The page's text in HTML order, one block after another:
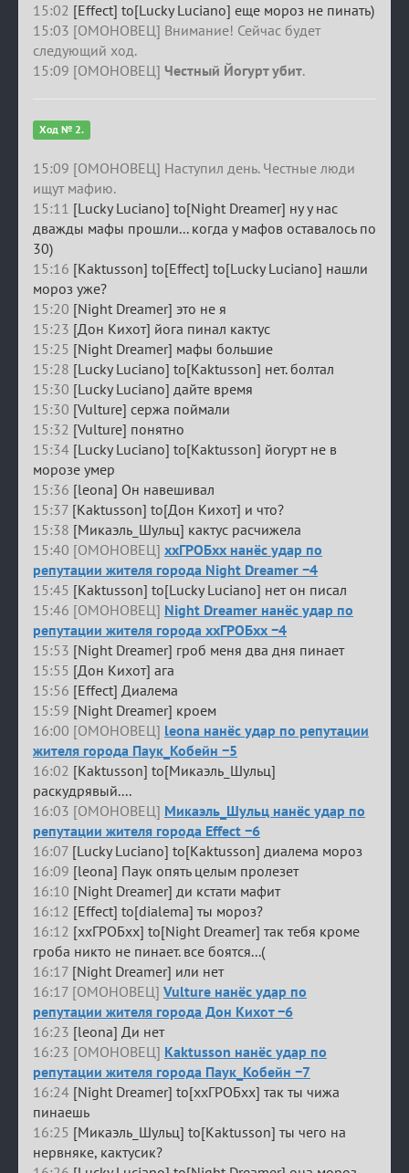
15:02 [Effect] to[Lucky Luciano] еще мороз не пинать)
15:03 [ОМОНОВЕЦ] Внимание! Сейчас будет
следующий ход.
15:09 [ОМОНОВЕЦ] Честный Йогурт убит.
Ход № 2.
15:09 [ОМОНОВЕЦ] Наступил день. Честные люди
ищут мафию.
15:11 [Lucky Luciano] to[Night Dreamer] ну у нас
дважды мафы прошли... когда у мафов оставалось по
30)
15:16 [Kaktusson] to[Effect] to[Lucky Luciano] нашли
мороз уже?
15:20 [Night Dreamer] это не я
15:23 [Дон Кихот] йога пинал кактус
15:25 [Night Dreamer] мафы большие
15:28 [Lucky Luciano] to[Kaktusson] нет. болтал
15:30 [Lucky Luciano] дайте время
15:30 [Vulture] сержа поймали
15:32 [Vulture] понятно
15:34 [Lucky Luciano] to[Kaktusson] йогурт не в
морозе умер
15:36 [leona] Он навешивал
15:37 [Kaktusson] to[Дон Кихот] и что?
15:38 [Микаэль_Шульц] кактус расчижела
15:40 [ОМОНОВЕЦ] ххГРОБхх нанёс удар по
репутации жителя города Night Dreamer −4
15:45 [Kaktusson] to[Lucky Luciano] нет он писал
15:46 [ОМОНОВЕЦ] Night Dreamer нанёс удар по
репутации жителя города ххГРОБхх −4
15:53 [Night Dreamer] гроб меня два дня пинает
15:55 [Дон Кихот] ага
15:56 [Effect] Диалема
15:59 [Night Dreamer] кроем
16:00 [ОМОНОВЕЦ] leona нанёс удар по репутации
жителя города Паук_Кобейн −5
16:02 [Kaktusson] to[Микаэль_Шульц]
раскудрявый....
16:03 [ОМОНОВЕЦ] Микаэль_Шульц нанёс удар по
репутации жителя города Effect −6
16:07 [Lucky Luciano] to[Kaktusson] диалема мороз
16:09 [leona] Паук опять целым пролезет
16:10 [Night Dreamer] ди кстати мафит
16:12 [Effect] to[dialema] ты мороз?
16:12 [ххГРОБхх] to[Night Dreamer] так тебя кроме
гроба никто не пинает. все боятся...(
16:17 [Night Dreamer] или нет
16:17 [ОМОНОВЕЦ] Vulture нанёс удар по
репутации жителя города Дон Кихот −6
16:23 [leona] Ди нет
16:23 [ОМОНОВЕЦ] Kaktusson нанёс удар по
репутации жителя города Паук_Кобейн −7
16:24 [Night Dreamer] to[ххГРОБхх] так ты чижа
пинаешь
16:25 [Микаэль_Шульц] to[Kaktusson] ты чего на
нервняке, кактусик?